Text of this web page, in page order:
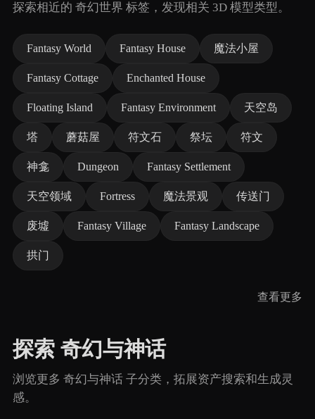
探索相近的 奇幻世界 标签，发现相关 3D 模型类型。
Fantasy World Fantasy House 魔法小屋
Fantasy Cottage Enchanted House
Floating Island Fantasy Environment 天空岛
塔 蘑菇屋 符文石 祭坛 符文
神龛 Dungeon Fantasy Settlement
天空领域 Fortress 魔法景观 传送门
废墟 Fantasy Village Fantasy Landscape
拱门
查看更多
探索 奇幻与神话
浏览更多 奇幻与神话 子分类，拓展资产搜索和生成灵
感。